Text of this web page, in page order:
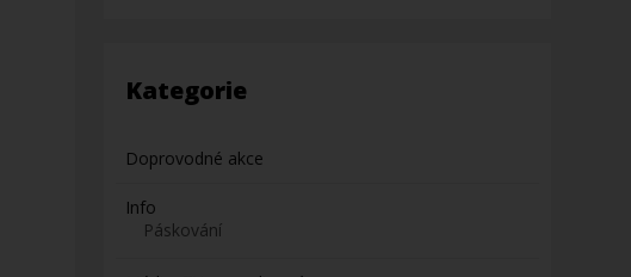
Kategorie
Doprovodné akce
Info
Páskování